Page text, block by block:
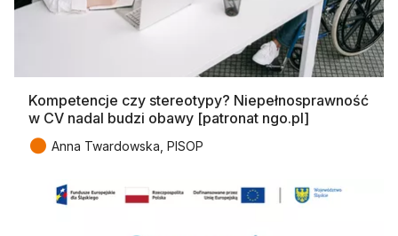
Kompetencje czy stereotypy? Niepełnosprawność
w CV nadal budzi obawy [patronat ngo.pl]
● Anna Twardowska, PISOP